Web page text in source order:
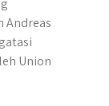
Andreas
Union